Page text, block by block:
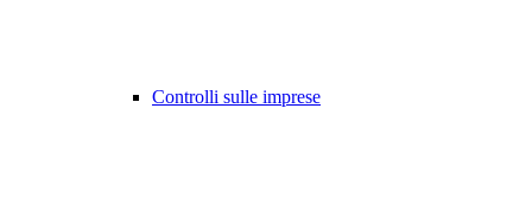
Controlli sulle imprese